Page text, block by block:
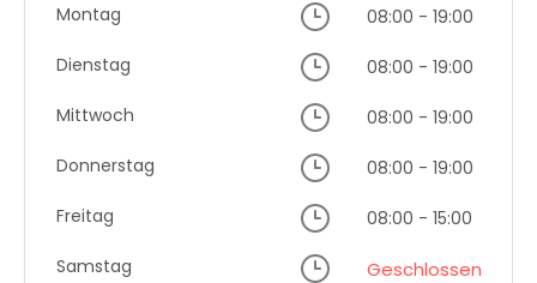
Montag
08:00 - 19:00
Dienstag
08:00 - 19:00
Mittwoch
08:00 - 19:00
Donnerstag
08:00 - 19:00
Freitag
08:00 - 15:00
Samstag
Geschlossen